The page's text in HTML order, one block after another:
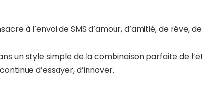
à l’envoi de SMS d’amour, d’amitié, de rêve,
un style simple de la combinaison parfaite de
d’essayer, d’innover.